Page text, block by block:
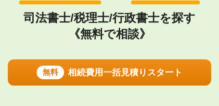
司法書士/税理士/行政書士を探す
《無料で相談》
無料 相続費用一括見積りスタート